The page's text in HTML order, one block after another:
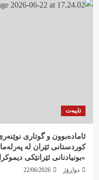
تایبەت
ئامادەبوون و گوتاری
کوردستانی ئێران لە
«بونیادنانی ئێرانێکی
دواڕۆژ 22/06/2026